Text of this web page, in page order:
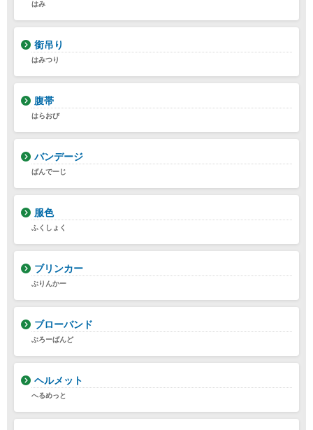
はみ
銜吊り
はみつり
腹帯
はらおび
バンデージ
ばんでーじ
服色
ふくしょく
ブリンカー
ぶりんかー
ブローバンド
ぶろーばんど
ヘルメット
へるめっと